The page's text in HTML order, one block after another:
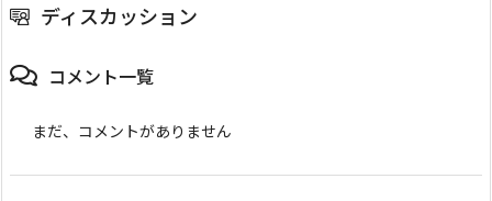
ディスカッション
コメント一覧
まだ、コメントがありません